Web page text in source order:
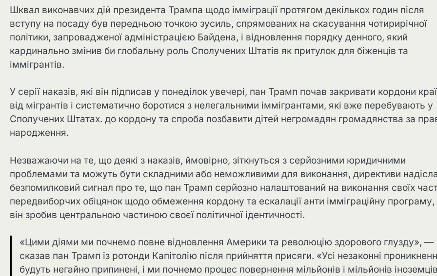
Шквал виконавчих дій президента Трампа щодо імміграції протягом декількох годин після
вступу на посаду був передньою точкою зусиль, спрямованих на скасування чотирирічної
політики, запровадженої адміністрацією Байдена, і відновлення порядку денного, який
кардинально змінив би глобальну роль Сполучених Штатів як притулок для біженців та
іммігрантів.
У серії наказів, які він підписав у понеділок увечері, пан Трамп почав закривати кордони
від мігрантів і систематично боротися з нелегальними іммігрантами, які вже перебувають у
Сполучених Штатах. до кордону та спроба позбавити дітей негромадян громадянства за
народження.
Незважаючи на те, що деякі з наказів, ймовірно, зіткнуться з серйозними юридичними
проблемами та можуть бути складними або неможливими для виконання, директиви
безпомилковий сигнал про те, що пан Трамп серйозно налаштований на виконання своїх
передвиборчих обіцянок щодо обмеження кордону та ескалації анти імміграційну програму,
він зробив центральною частиною своєї політичної ідентичності.
«Цими діями ми почнемо повне відновлення Америки та революцію здорового глузду», —
сказав пан Трамп із ротонди Капітолію після прийняття присяги. «Усі незаконні
будуть негайно припинені, і ми почнемо процес повернення мільйонів і мільйонів